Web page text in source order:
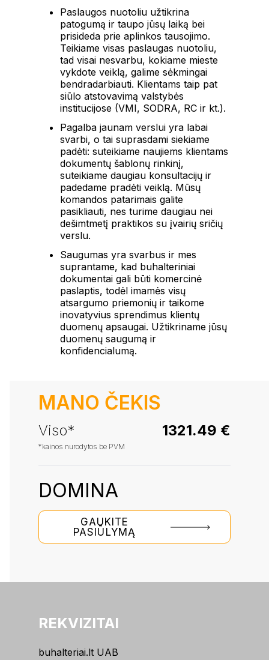
Paslaugos nuotoliu užtikrina
patogumą ir taupo jūsų laiką bei
prisideda prie aplinkos tausojimo.
Teikiame visas paslaugas nuotoliu,
tad visai nesvarbu, kokiame mieste
vykdote veiklą, galime sėkmingai
bendradarbiauti. Klientams taip pat
siūlo atstovavimą valstybės
institucijose (VMI, SODRA, RC ir kt.).
Pagalba jaunam verslui yra labai
svarbi, o tai suprasdami siekiame
padėti: suteikiame naujiems klientams
dokumentų šablonų rinkinį,
suteikiame daugiau konsultacijų ir
padedame pradėti veiklą. Mūsų
komandos patarimais galite
pasikliauti, nes turime daugiau nei
dešimtmetį praktikos su įvairių sričių
verslu.
Saugumas yra svarbus ir mes
suprantame, kad buhalteriniai
dokumentai gali būti komercinė
paslaptis, todėl imamės visų
atsargumo priemonių ir taikome
inovatyvius sprendimus klientų
duomenų apsaugai. Užtikriname jūsų
duomenų saugumą ir
konfidencialumą.
MANO ČEKIS
Viso* 1321.49 €
*kainos nurodytos be PVM
DOMINA
GAUKITE
PASIŪLYMĄ
REKVIZITAI
buhalteriai.lt UAB